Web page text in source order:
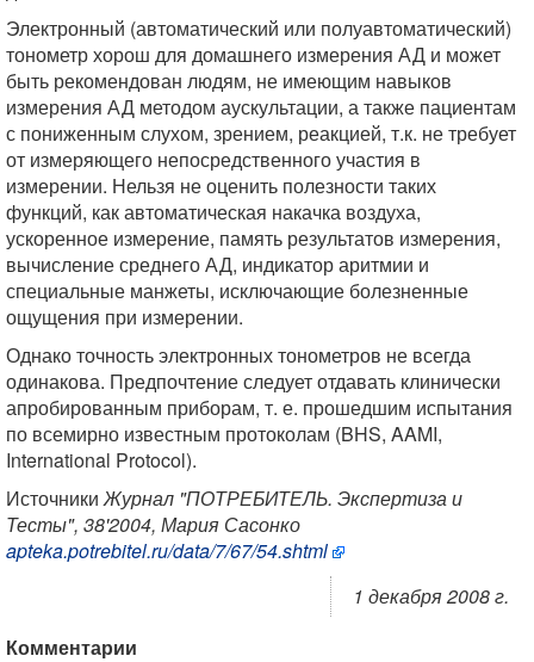
Электронный (автоматический или полуавтоматический)
тонометр хорош для домашнего измерения АД и может
быть рекомендован людям, не имеющим навыков
измерения АД методом аускультации, а также пациентам
с пониженным слухом, зрением, реакцией, т.к. не требует
от измеряющего непосредственного участия в
измерении. Нельзя не оценить полезности таких
функций, как автоматическая накачка воздуха,
ускоренное измерение, память результатов измерения,
вычисление среднего АД, индикатор аритмии и
специальные манжеты, исключающие болезненные
ощущения при измерении.
Однако точность электронных тонометров не всегда
одинакова. Предпочтение следует отдавать клинически
апробированным приборам, т. е. прошедшим испытания
по всемирно известным протоколам (BHS, AAMI,
International Protocol).
ИсточникиЖурнал "ПОТРЕБИТЕЛЬ. Экспертиза и
Тесты", 38'2004, Мария Сасонко
apteka.potrebitel.ru/data/7/67/54.shtml
1 декабря 2008 г.
Комментарии